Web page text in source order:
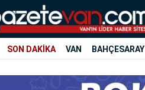
SON DAKİKA VAN BAHÇESARAY